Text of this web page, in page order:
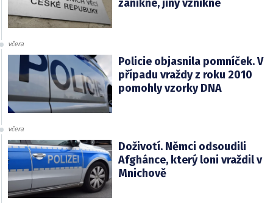
zanikne, jiný vznikne
včera
Policie objasnila pomníček. V
případu vraždy z roku 2010
pomohly vzorky DNA
včera
Doživotí. Němci odsoudili
Afghánce, který loni vraždil v
Mnichově